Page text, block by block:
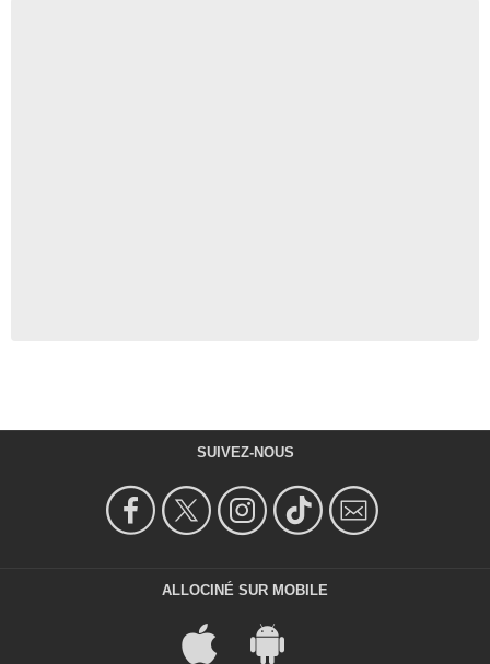
SUIVEZ-NOUS
ALLOCINÉ SUR MOBILE